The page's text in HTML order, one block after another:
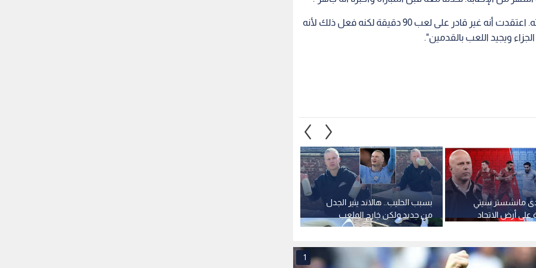
وتابع: "هو لاعب ذكي جدا ويعرف كيف ينظم مجهوداته. اعتقدت أنه غير قادر على لعب 90 دقيقة لكنه فعل ذلك لأنه
ويجيد اللعب بالقدمين".
بسبب الحليب.. هالاند يثير الجدل
من جديد ولكن خارج الملعب
مانشستر سيتي
على أرض الاتحاد
1